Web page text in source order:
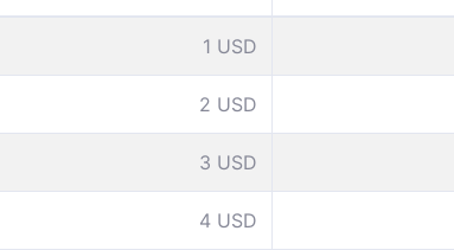
1 USD
2 USD
3 USD
4 USD